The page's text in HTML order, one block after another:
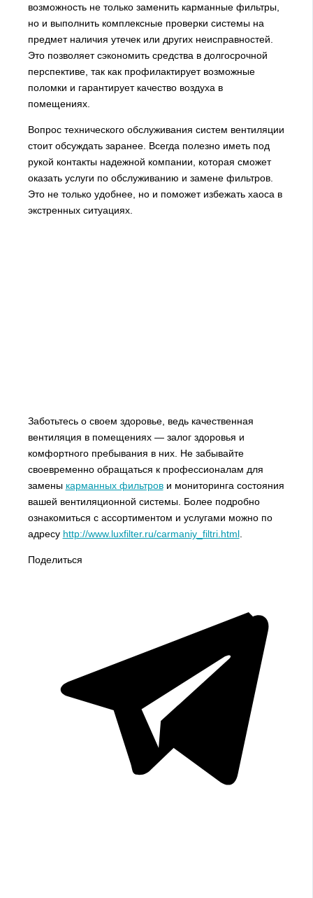
возможность не только заменить карманные фильтры,
но и выполнить комплексные проверки системы на
предмет наличия утечек или других неисправностей.
Это позволяет сэкономить средства в долгосрочной
перспективе, так как профилактирует возможные
поломки и гарантирует качество воздуха в
помещениях.
Вопрос технического обслуживания систем вентиляции
стоит обсуждать заранее. Всегда полезно иметь под
рукой контакты надежной компании, которая сможет
оказать услуги по обслуживанию и замене фильтров.
Это не только удобнее, но и поможет избежать хаоса в
экстренных ситуациях.
Заботьтесь о своем здоровье, ведь качественная
вентиляция в помещениях — залог здоровья и
комфортного пребывания в них. Не забывайте
своевременно обращаться к профессионалам для
замены карманных фильтрови мониторинга состояния
вашей вентиляционной системы. Более подробно
ознакомиться с ассортиментом и услугами можно по
адресу http://www.luxfilter.ru/carmaniy_filtri.html.
Поделиться